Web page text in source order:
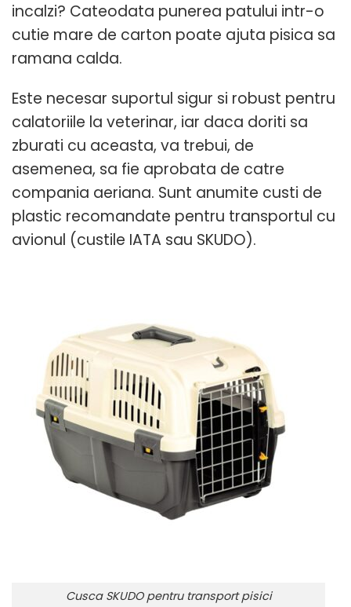
incalzi? Cateodata punerea patului intr-o
cutie mare de carton poate ajuta pisica sa
ramana calda.
Este necesar suportul sigur si robust pentru
calatoriile la veterinar, iar daca doriti sa
zburati cu aceasta, va trebui, de
asemenea, sa fie aprobata de catre
compania aeriana. Sunt anumite custi de
plastic recomandate pentru transportul cu
avionul (custile IATA sau SKUDO).
Cusca SKUDO pentru transport pisici